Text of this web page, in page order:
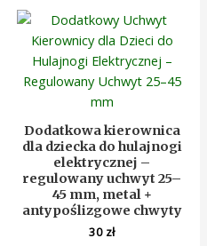
Dodatkowa kierownica
dla dziecka do hulajnogi
elektrycznej –
regulowany uchwyt 25–
45 mm, metal +
antypoślizgowe chwyty
30 zł